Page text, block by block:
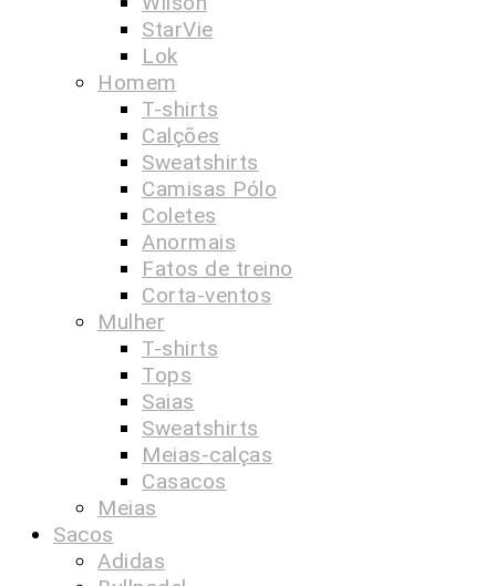
StarVie
Lok
Homem
T-shirts
Calções
Sweatshirts
Camisas Pólo
Coletes
Anormais
Fatos de treino
Corta-ventos
Mulher
T-shirts
Tops
Saias
Sweatshirts
Meias-calças
Casacos
Meias
Sacos
Adidas